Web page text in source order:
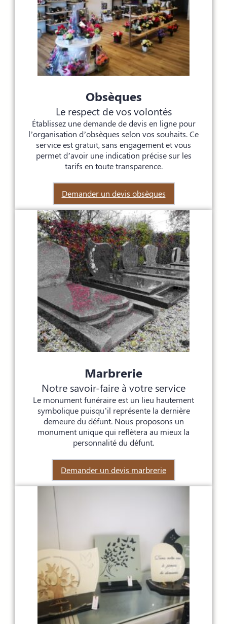
Obsèques
Le respect de vos volontés
Établissez une demande de devis en ligne pour
l’organisation d’obsèques selon vos souhaits. Ce
service est gratuit, sans engagement et vous
permet d’avoir une indication précise sur les
tarifs en toute transparence.
Demander un devis obsèques
Marbrerie
Notre savoir-faire à votre service
Le monument funéraire est un lieu hautement
symbolique puisqu’il représente la dernière
demeure du défunt. Nous proposons un
monument unique qui reflètera au mieux la
personnalité du défunt.
Demander un devis marbrerie